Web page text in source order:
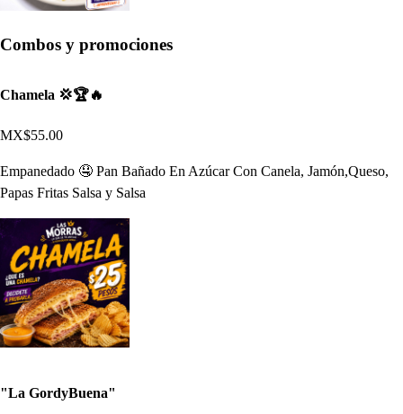
Combos y promociones
Chamela 💢🏆🔥
MX$55.00
Empanedado 🤤 Pan Bañado En Azúcar Con Canela, Jamón,Queso,
Papas Fritas Salsa y Salsa
"La GordyBuena"